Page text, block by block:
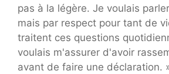
pas à la légère. Je voulais
mais par respect pour tant de
traitent ces questions
voulais m'assurer d'avoir
avant de faire une déclaration.